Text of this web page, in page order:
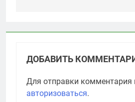
ДОБАВИТЬ
Для отправки комментария
авторизоваться.